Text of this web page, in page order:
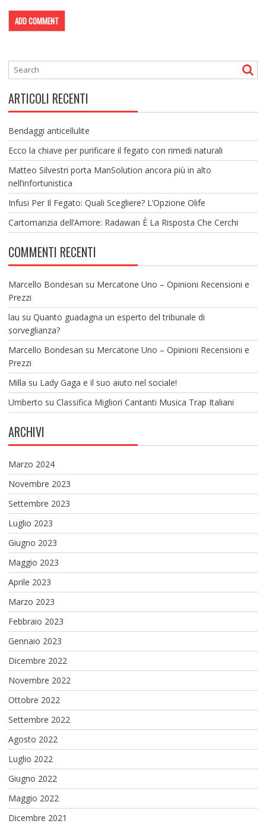
ARTICOLI RECENTI
Bendaggi anticellulite
Ecco la chiave per purificare il fegato con rimedi naturali
Matteo Silvestri porta ManSolution ancora più in alto
nell’infortunistica
Infusi Per Il Fegato: Quali Scegliere? L’Opzione Olife
Cartomanzia dell’Amore: Radawan È La Risposta Che Cerchi
COMMENTI RECENTI
Marcello Bondesan su Mercatone Uno – Opinioni Recensioni e
Prezzi
lau su Quanto guadagna un esperto del tribunale di
sorveglianza?
Marcello Bondesan su Mercatone Uno – Opinioni Recensioni e
Prezzi
Milla su Lady Gaga e il suo aiuto nel sociale!
Umberto su Classifica Migliori Cantanti Musica Trap Italiani
ARCHIVI
Marzo 2024
Novembre 2023
Settembre 2023
Luglio 2023
Giugno 2023
Maggio 2023
Aprile 2023
Marzo 2023
Febbraio 2023
Gennaio 2023
Dicembre 2022
Novembre 2022
Ottobre 2022
Settembre 2022
Agosto 2022
Luglio 2022
Giugno 2022
Maggio 2022
Dicembre 2021